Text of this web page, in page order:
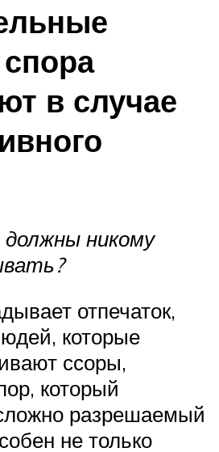
в случае
никому
отпечаток,
которые
ссоры,
который
разрешаемый
не только